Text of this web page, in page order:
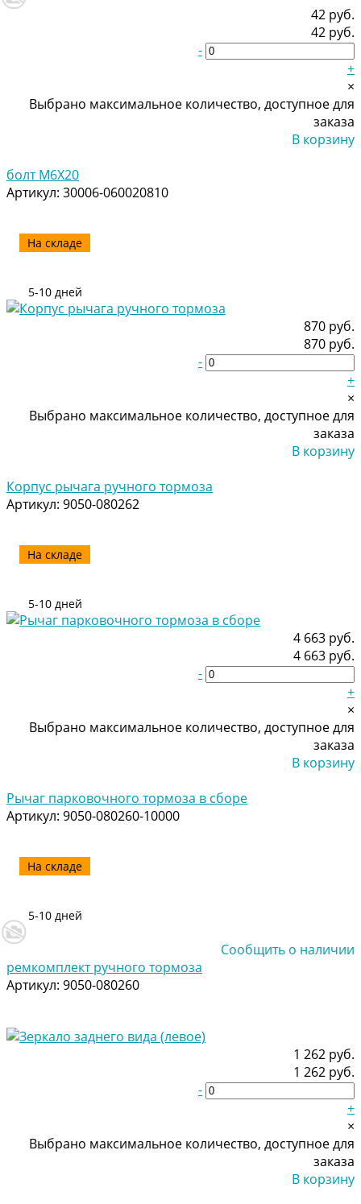
4 663 руб.
4 663 руб.
-
+
×
Выбрано максимальное количество, доступное для
заказа
В корзину
Рычаг парковочного тормоза в сборе
Артикул: 9050-080260-10000
На складе
5-10 дней
1 262 руб.
1 262 руб.
-
+
×
Выбрано максимальное количество, доступное для
заказа
В корзину
870 руб.
870 руб.
-
+
×
Выбрано максимальное количество, доступное для
заказа
В корзину
Корпус рычага ручного тормоза
Артикул: 9050-080262
На складе
5-10 дней
42 руб.
42 руб.
-
+
×
Выбрано максимальное количество, доступное для
заказа
В корзину
болт M6X20
Артикул: 30006-060020810
На складе
5-10 дней
Сообщить о наличии
ремкомплект ручного тормоза
Артикул: 9050-080260